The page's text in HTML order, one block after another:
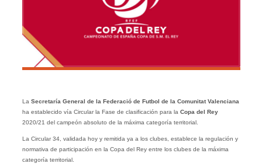
La Secretaría General de la Federació de Futbol de la Comunitat Valenciana
ha establecido vía Circular la Fase de clasificación para la Copa del Rey
2020/21 del campeón absoluto de la máxima categoría territorial.
La Circular 34, validada hoy y remitida ya a los clubes, establece la regulación y
normativa de participación en la Copa del Rey entre los clubes de la máxima
categoría territorial.